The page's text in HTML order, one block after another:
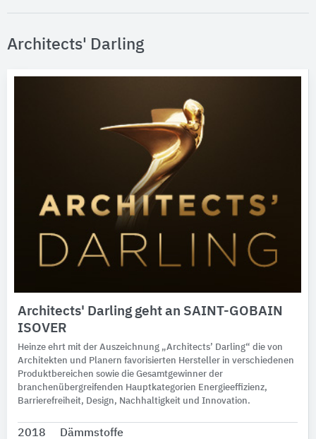
Architects' Darling
Architects' Darling geht an SAINT-GOBAIN
ISOVER
Heinze ehrt mit der Auszeichnung „Architects’ Darling“ die von
Architekten und Planern favorisierten Hersteller in verschiedenen
Produktbereichen sowie die Gesamtgewinner der
branchenübergreifenden Hauptkategorien Energieeffizienz,
Barrierefreiheit, Design, Nachhaltigkeit und Innovation.
2018
Dämmstoffe